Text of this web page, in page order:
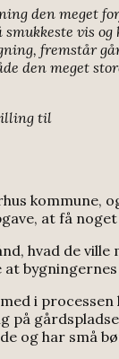
den meget
vis
fremstår
den meget
til
kommune,
at få
hvad de
i
og har små